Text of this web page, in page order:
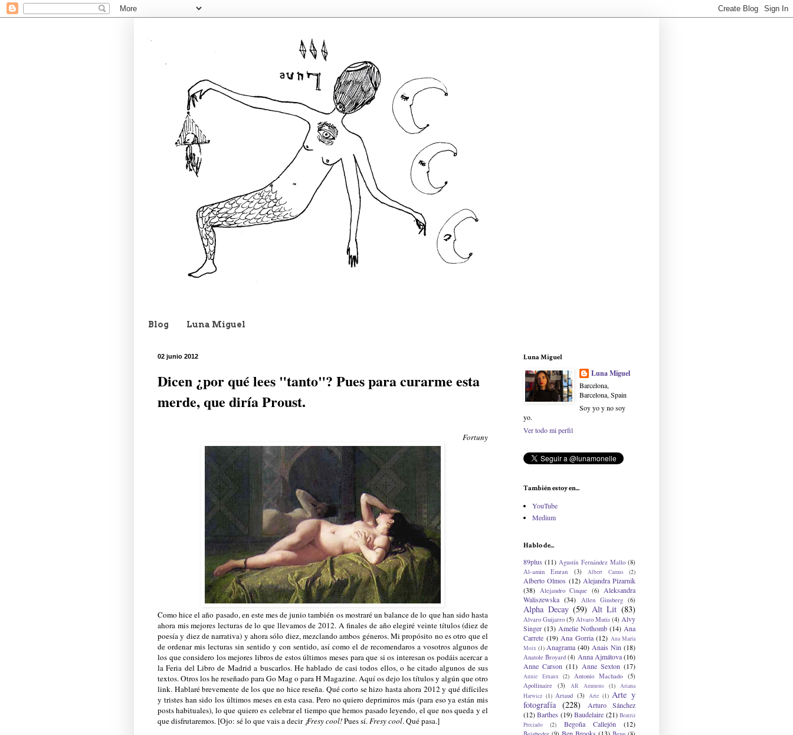
Blog Luna Miguel
02 junio 2012
Dicen ¿por qué lees "tanto"? Pues para curarme esta
merde, que diría Proust.
Fortuny
Como hice el año pasado, en este mes de junio también os mostraré un balance de lo que han sido hasta
ahora mis mejores lecturas de lo que llevamos de 2012. A finales de año elegiré veinte títulos (diez de
poesía y diez de narrativa) y ahora sólo diez, mezclando ambos géneros. Mi propósito no es otro que el
de ordenar mis lecturas sin sentido y con sentido, así como el de recomendaros a vosotros algunos de
los que considero los mejores libros de estos últimos meses para que si os interesan os podáis acercar a
la Feria del Libro de Madrid a buscarlos. He hablado de casi todos ellos, o he citado algunos de sus
textos. Otros los he reseñado para Go Mag o para H Magazine. Aquí os dejo los títulos y algún que otro
link. Hablaré brevemente de los que no hice reseña. Qué corto se hizo hasta ahora 2012 y qué difíciles
y tristes han sido los últimos meses en esta casa. Pero no quiero deprimiros más (para eso ya están mis
posts habituales), lo que quiero es celebrar el tiempo que hemos pasado leyendo, el que nos queda y el
que disfrutaremos. [Ojo: sé lo que vais a decir¡Fresy cool!Pues sí.Fresy cool. Qué pasa.]
Luna Miguel
Luna Miguel
Barcelona,
Barcelona, Spain
Soy yo y no soy
yo.
Ver todo mi perfil
También estoy en...
YouTube
Medium
Hablo de...
89plus (11) Agustín Fernández Mallo (8)
Al-amin Emran
(3) Albert Camus (2)
Alberto Olmos (12) Alejandra Pizarnik
(38)
Alejandro Cinque (6)
Aleksandra
Waliszewska (34) Allen Ginsberg (6)
Alpha Decay (59) Alt Lit (83)
Alvaro Guijarro (5) Alvaro Mutis (4) Alvy
Singer (13) Amelie Nothomb (14) Ana
Carrete (19) Ana Gorria (12) Ana María
Moix (1) Anagrama (40) Anais Nin (18)
Anatole Broyard (4) Anna Ajmátova (16)
Anne Carson (11) Anne Sexton (17)
Annie Ernaux (2) Antonio Machado
(5)
Apollinaire
(3) AR Ammons (1)
Ariana
Harwicz (1) Artaud (3) Arte (1) Arte y
fotografía (228)
Arturo Sánchez
(12) Barthes (19) Baudelaire (21) Beatriz
Preciado
(2) Begoña Callejón (12)
Ben Brooks (13)